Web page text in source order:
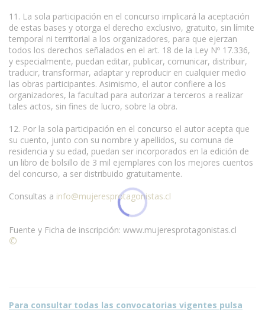
11. La sola participación en el concurso implicará la aceptación
de estas bases y otorga el derecho exclusivo, gratuito, sin límite
temporal ni territorial a los organizadores, para que ejerzan
todos los derechos señalados en el art. 18 de la Ley Nº 17.336,
y especialmente, puedan editar, publicar, comunicar, distribuir,
traducir, transformar, adaptar y reproducir en cualquier medio
las obras participantes. Asimismo, el autor confiere a los
organizadores, la facultad para autorizar a terceros a realizar
tales actos, sin fines de lucro, sobre la obra.
12. Por la sola participación en el concurso el autor acepta que
su cuento, junto con su nombre y apellidos, su comuna de
residencia y su edad, puedan ser incorporados en la edición de
un libro de bolsillo de 3 mil ejemplares con los mejores cuentos
del concurso, a ser distribuido gratuitamente.
Consultas a info@mujeresprotagonistas.cl
Fuente y Ficha de inscripción: www.mujeresprotagonistas.cl
©
Para consultar todas las convocatorias vigentes pulsa